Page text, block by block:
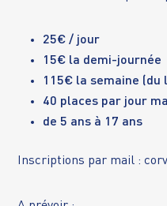
25€ / jour
15€ la demi-journée
115€ la semaine (du
40 places par jour
de 5 ans à 17 ans
Inscriptions par mail :